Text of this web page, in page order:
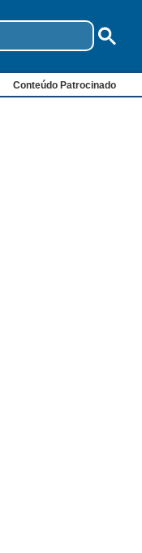
Conteúdo Patrocinado